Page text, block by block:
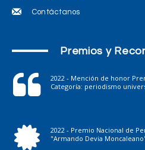
Contáctanos
Premios y
2022 - Mención de honor
Categoría: periodismo
2022 - Premio Nacional de
"Armando Devia